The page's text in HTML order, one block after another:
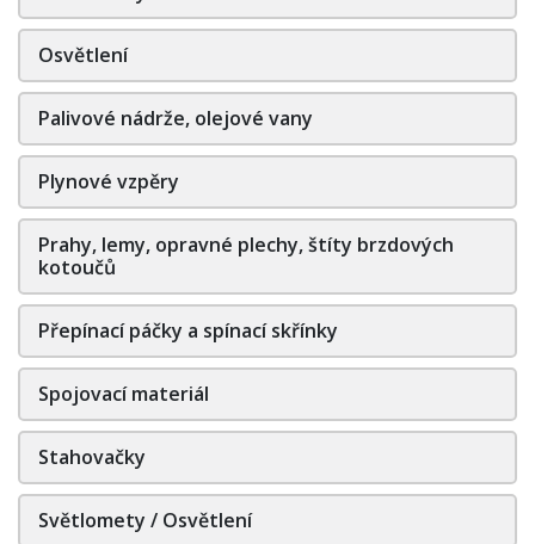
Osvětlení
Palivové nádrže, olejové vany
Plynové vzpěry
Prahy, lemy, opravné plechy, štíty brzdových
kotoučů
Přepínací páčky a spínací skřínky
Spojovací materiál
Stahovačky
Světlomety / Osvětlení